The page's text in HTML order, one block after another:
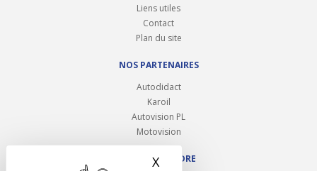
X Masquer le bandeau des
Liens utiles
Contact
Plan du site
NOS PARTENAIRES
Autodidact
Karoil
Autovision PL
Motovision
NOUS REJOINDRE